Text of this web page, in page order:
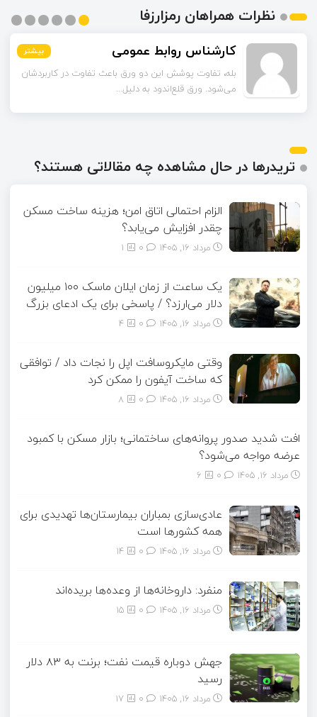
نظرات همراهان رمزارزفا
کارشناس روابط عمومی بیشتر
بله، تفاوت پوشش این دو ورق باعث تفاوت در کاربردشان
می‌شود. ورق قلع‌اندود به دلیل...
اسماعیل زاده بیشتر
تا قبل از خوندن این مقاله فکر می‌کردم ورق قلع‌اندود
همون ورق گالوانیزه است. تفاو...
بیشتر
بیشتر
بیشتر
بیشتر
تریدرها در حال مشاهده چه مقالاتی هستند؟
الزام احتمالی اتاق امن؛ هزینه ساخت مسکن
چقدر افزایش می‌یابد؟
مرداد ۱۶, ۱۴۰۵ 1
یک ساعت از زمان ایلان ماسک ۱۰۰ میلیون
دلار می‌ارزد؟ / پاسخی برای یک ادعای بزرگ
مرداد ۱۶, ۱۴۰۵ 4
وقتی مایکروسافت اپل را نجات داد / توافقی
که ساخت آیفون را ممکن کرد
مرداد ۱۶, ۱۴۰۵ 8
افت شدید صدور پروانه‌های ساختمانی؛ بازار مسکن با کمبود
عرضه مواجه می‌شود؟
مرداد ۱۶, ۱۴۰۵ 6
عادی‌سازی بمباران بیمارستان‌ها تهدیدی برای
همه کشورها است
مرداد ۱۶, ۱۴۰۵ 14
منفرد: داروخانه‌ها از وعده‌ها بریده‌اند
مرداد ۱۶, ۱۴۰۵ 15
جهش دوباره قیمت نفت؛ برنت به ۸۳ دلار
رسید
مرداد ۱۶, ۱۴۰۵ 17